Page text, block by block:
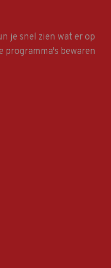
je snel zien wat er op
programma's bewaren